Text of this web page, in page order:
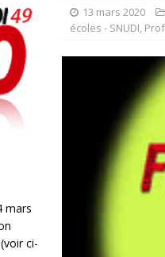
13 mars 2020
écoles - SNUDI,
mars
ci-